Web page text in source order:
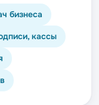
бизнеса
кассы